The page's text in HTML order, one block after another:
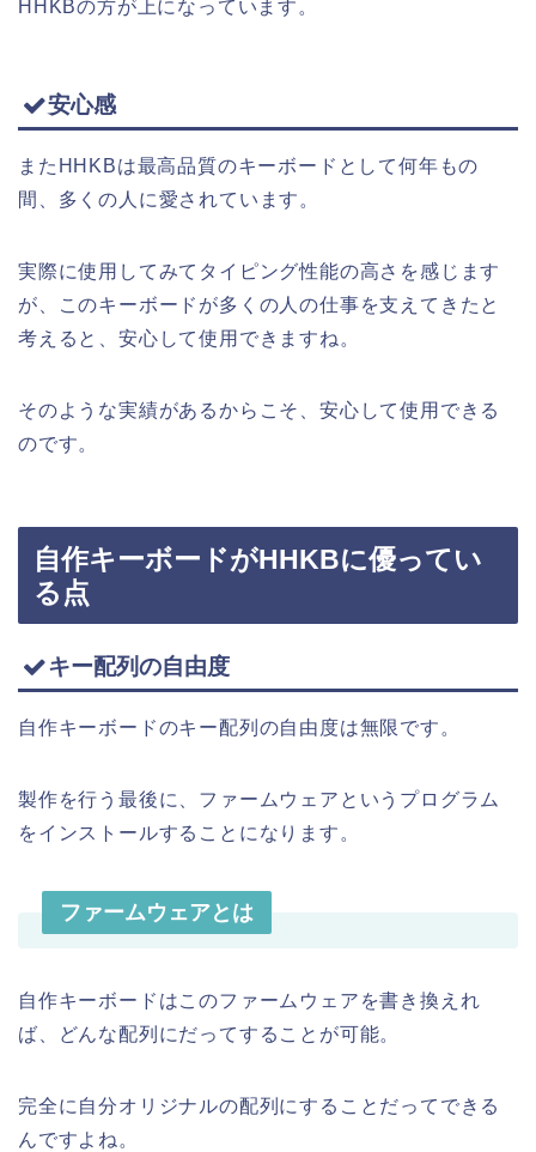
HHKBの方が上になっています。
安心感
またHHKBは最高品質のキーボードとして何年もの
間、多くの人に愛されています。
実際に使用してみてタイピング性能の高さを感じます
が、このキーボードが多くの人の仕事を支えてきたと
考えると、安心して使用できますね。
そのような実績があるからこそ、安心して使用できる
のです。
自作キーボードがHHKBに優ってい
る点
キー配列の自由度
自作キーボードのキー配列の自由度は無限です。
製作を行う最後に、ファームウェアというプログラム
をインストールすることになります。
ファームウェアとは
自作キーボードはこのファームウェアを書き換えれ
ば、どんな配列にだってすることが可能。
完全に自分オリジナルの配列にすることだってできる
んですよね。